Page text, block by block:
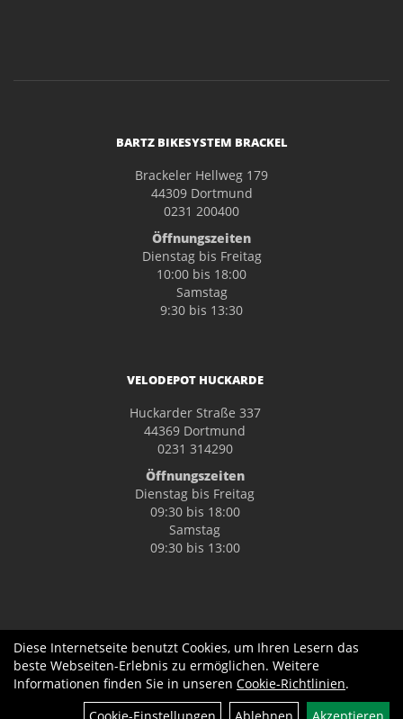
BARTZ BIKESYSTEM BRACKEL
Brackeler Hellweg 179
44309 Dortmund
0231 200400
Öffnungszeiten
Dienstag bis Freitag
10:00 bis 18:00
Samstag
9:30 bis 13:30
VELODEPOT HUCKARDE
Huckarder Straße 337
44369 Dortmund
0231 314290
Öffnungszeiten
Dienstag bis Freitag
09:30 bis 18:00
Samstag
09:30 bis 13:00
Diese Internetseite benutzt Cookies, um Ihren Lesern das
beste Webseiten-Erlebnis zu ermöglichen. Weitere
Informationen finden Sie in unseren Cookie-Richtlinien.